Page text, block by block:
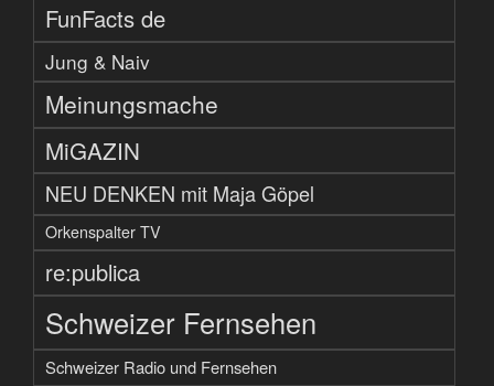
FunFacts de
Jung & Naiv
Meinungsmache
MiGAZIN
NEU DENKEN mit Maja Göpel
Orkenspalter TV
re:publica
Schweizer Fernsehen
Schweizer Radio und Fernsehen